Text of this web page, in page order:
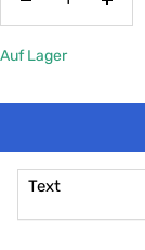
Menge
Menge
Auf Lager
Text